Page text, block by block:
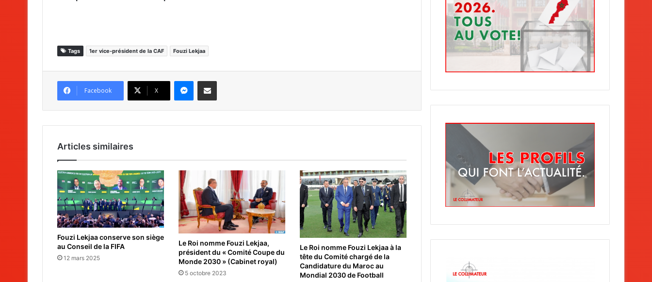
Tags 1er vice-président de la CAF Fouzi Lekjaa
Facebook X
Articles similaires
Fouzi Lekjaa conserve son siège
au Conseil de la FIFA
12 mars 2025
Le Roi nomme Fouzi Lekjaa,
président du « Comité Coupe du
Monde 2030 » (Cabinet royal)
5 octobre 2023
Le Roi nomme Fouzi Lekjaa à la
tête du Comité chargé de la
Candidature du Maroc au
Mondial 2030 de Football